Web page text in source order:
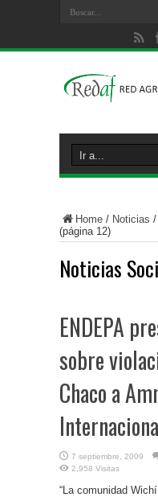
Home / Noticias /
(página 12)
Noticias
ENDEPA
sobre
Chaco a
7 septiembre, 2009
2,958 Visitas
“La comunidad